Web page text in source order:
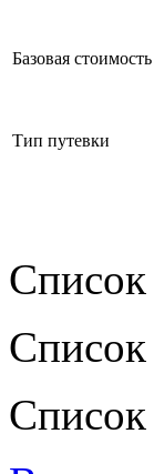
Базовая
Тип путевки
Список
Список
Список